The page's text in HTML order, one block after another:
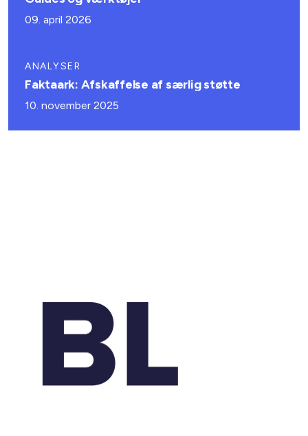
09. april 2026
ANALYSER
Faktaark: Afskaffelse af særlig støtte
10. november 2025